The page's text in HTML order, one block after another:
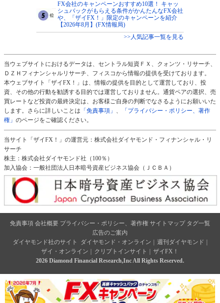
FX会社のキャンペーンおすすめ10選！ キャッ
シュバックがもらえる条件がかんたんなFX会社
や、「ザイFX！」限定のキャンペーンを紹介
【2026年8月】(FX情報局)
>>人気記事一覧を見る
当ウェブサイトにおけるデータは、セントラル短資ＦＸ、クォンツ・リサーチ、
ＤＺＨフィナンシャルリサーチ、フィスコから情報の提供を受けております。
本ウェブサイト「ザイFX！」は、情報の提供を目的として運営しており、投
資、その他の行動を勧誘する目的では運営しておりません。通貨ペアの選択、売
買レートなど投資の最終決定は、お客様ご自身の判断でなさるようにお願いいた
します。さらに詳しいことは 「免責事項」 、
「プライバシー・ポリシー、著作
権」 のページをご確認ください。
当サイト「ザイFX！」の運営元：株式会社ダイヤモンド・フィナンシャル・リ
サーチ
株主：株式会社ダイヤモンド社（100％）
加入協会：一般社団法人日本暗号資産ビジネス協会（ＪＣＢＡ）
免責事項 会社概要 プライバシー・ポリシー、著作権 サイトマップ タグ一覧
広告のご案内
ダイヤモンド社のサイト
ダイヤモンド・オンライン | 週刊ダイヤモンド |
ザイ・オンライン | クリプトインサイト | ザイFX！
2026 Diamond Financial Research,Inc All Rights Reserved.